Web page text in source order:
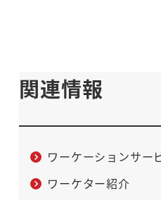
関連情報
ワーケーションサー
ワーケター紹介